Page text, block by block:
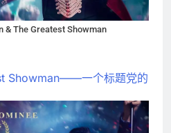
& The Greatest Showman
Showman——一个标题党的